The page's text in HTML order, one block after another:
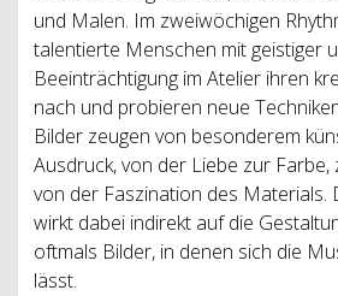
und Malen. Im zweiwöchigen
talentierte Menschen mit geistiger
Beeinträchtigung im Atelier ihren
nach und probieren neue
Bilder zeugen von besonderem
Ausdruck, von der Liebe zur Farbe,
von der Faszination des Materials.
wirkt dabei indirekt auf die
oftmals Bilder, in denen sich die
lässt.